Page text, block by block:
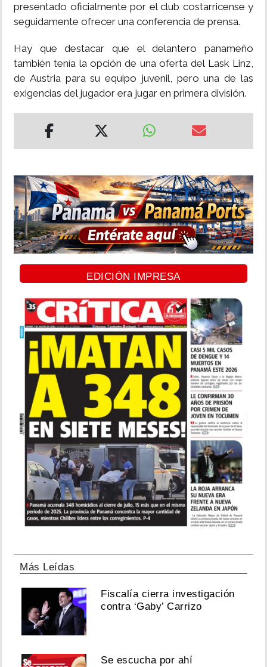
presentado oficialmente por el club costarricense y
seguidamente ofrecer una conferencia de prensa.
Hay que destacar que el delantero panameño
también tenía la opción de una oferta del Lask Linz,
de Austria para su equipo juvenil, pero una de las
exigencias del jugador era jugar en primera división.
EDICIÓN IMPRESA
Más Leídas
Fiscalía cierra investigación
contra ‘Gaby’ Carrizo
Se escucha por ahí